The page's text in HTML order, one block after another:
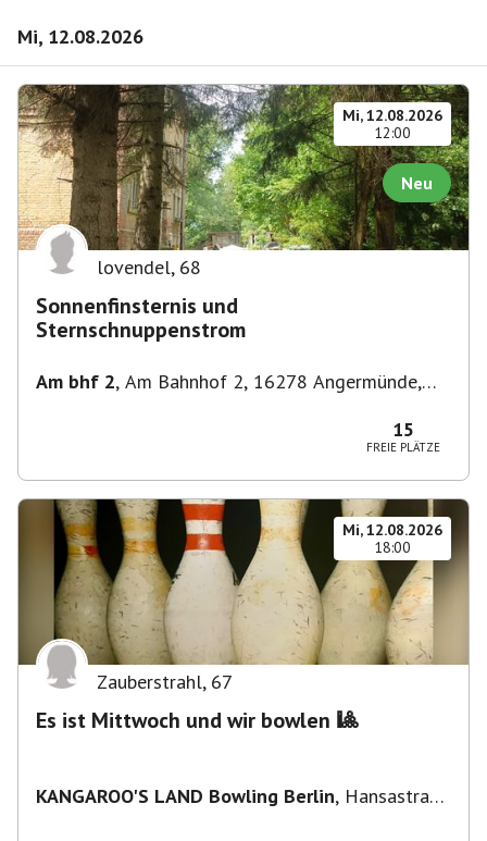
Mi, 12.08.2026
Mi, 12.08.2026
12:00
Neu
lovendel, 68
Sonnenfinsternis und
Sternschnuppenstrom
Am bhf 2, Am Bahnhof 2, 16278 Angermünde,
15
FREIE PLÄTZE
Mi, 12.08.2026
18:00
Zauberstrahl, 67
Es ist Mittwoch und wir bowlen 🎱
KANGAROO'S LAND Bowling Berlin, Hansastraße